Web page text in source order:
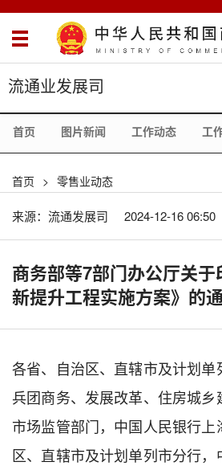
流通业发展司
首页 图片新闻 工作动态 工
首页 > 零售业动态
来源：流通发展司 2024-12-16 06:50
商务部等7部门办公厅关
新提升工程实施方案》的
各省、自治区、直辖市及计划
兵团商务、发展改革、住房城乡
市场监管部门，中国人民银行
区、直辖市及计划单列市分行